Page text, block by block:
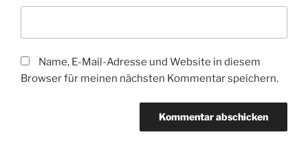
Name, E-Mail-Adresse und Website in diesem
Browser für meinen nächsten Kommentar speichern.